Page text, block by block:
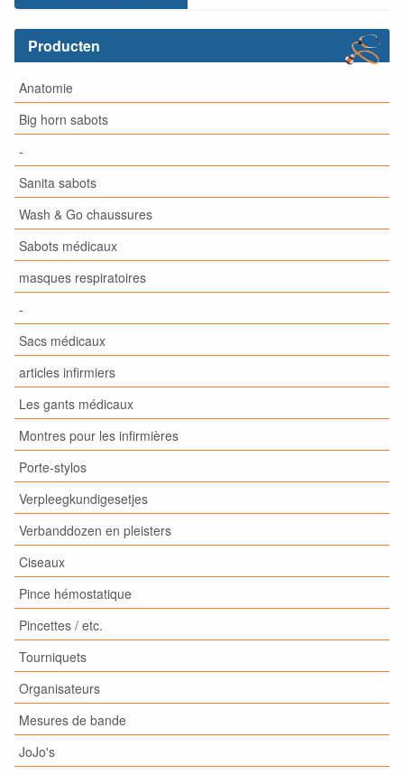
Producten
Anatomie
Big horn sabots
-
Sanita sabots
Wash & Go chaussures
Sabots médicaux
masques respiratoires
-
Sacs médicaux
articles infirmiers
Les gants médicaux
Montres pour les infirmières
Porte-stylos
Verpleegkundigesetjes
Verbanddozen en pleisters
Ciseaux
Pince hémostatique
Pincettes / etc.
Tourniquets
Organisateurs
Mesures de bande
JoJo's